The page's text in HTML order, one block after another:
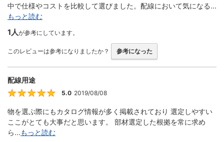
中で仕様やコストを比較して選びました。配線において気になる...
もっと読む
1人が参考にしています。
このレビューは参考になりましたか？ 参考になった
配線用途
5
5.0 2019/08/08
物を選ぶ際にもカタログ情報が多く掲載されており 選定しやすい
ここがとても大事だと思います。 部材選定した根拠を常に求め
ら...もっと読む